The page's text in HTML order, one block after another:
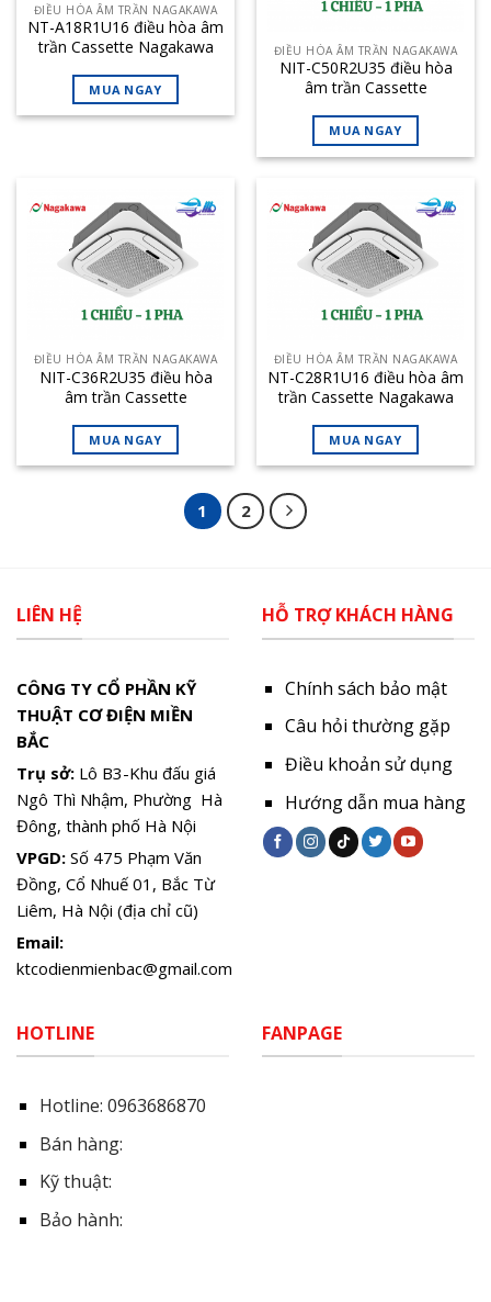
ĐIỀU HÒA ÂM TRẦN NAGAKAWA
NT-A18R1U16 điều hòa âm
trần Cassette Nagakawa
MUA NGAY
ĐIỀU HÒA ÂM TRẦN NAGAKAWA
NIT-C50R2U35 điều hòa
âm trần Cassette
chiều inverter
MUA NGAY
ĐIỀU HÒA ÂM TRẦN NAGAKAWA
NIT-C36R2U35 điều hòa
âm trần Cassette
chiều inverter
MUA NGAY
ĐIỀU HÒA ÂM TRẦN NAGAKAWA
NT-C28R1U16 điều hòa âm
trần Cassette Nagakawa
MUA NGAY
1 2
LIÊN HỆ
CÔNG TY CỔ PHẦN KỸ
THUẬT CƠ ĐIỆN MIỀN
BẮC
Trụ sở: Lô B3-Khu đấu giá
Ngô Thì Nhậm, Phường Hà
Đông, thành phố Hà Nội
VPGD: Số 475 Phạm Văn
Đồng, Cổ Nhuế 01, Bắc Từ
Liêm, Hà Nội (địa chỉ cũ)
Email:
ktcodienmienbac@gmail.com
HỖ TRỢ KHÁCH HÀNG
Chính sách bảo mật
Câu hỏi thường gặp
Điều khoản sử dụng
Hướng dẫn mua hàng
HOTLINE
Hotline: 0963686870
Bán hàng:
Kỹ thuật:
Bảo hành:
FANPAGE